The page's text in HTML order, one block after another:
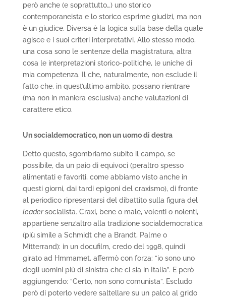
però anche (e soprattutto…) uno storico
contemporaneista e lo storico esprime giudizi, ma non
è un giudice. Diversa è la logica sulla base della quale
agisce e i suoi criteri interpretativi. Allo stesso modo,
una cosa sono le sentenze della magistratura, altra
cosa le interpretazioni storico-politiche, le uniche di
mia competenza. Il che, naturalmente, non esclude il
fatto che, in quest’ultimo ambito, possano rientrare
(ma non in maniera esclusiva) anche valutazioni di
carattere etico.
Un socialdemocratico, non un uomo di destra
Detto questo, sgombriamo subito il campo, se
possibile, da un paio di equivoci (peraltro spesso
alimentati e favoriti, come abbiamo visto anche in
questi giorni, dai tardi epigoni del craxismo), di fronte
al periodico ripresentarsi del dibattito sulla figura del
leadersocialista. Craxi, bene o male, volenti o nolenti,
appartiene senz’altro alla tradizione socialdemocratica
(più simile a Schmidt che a Brandt, Palme o
Mitterrand): in un docufilm, credo del 1998, quindi
girato ad Hmmamet, affermò con forza: “io sono uno
degli uomini più di sinistra che ci sia in Italia”. E però
aggiungendo: “Certo, non sono comunista”. Escludo
però di poterlo vedere saltellare su un palco al grido